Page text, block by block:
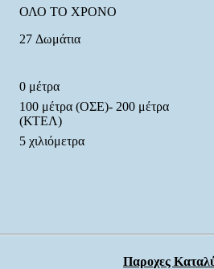
ΟΛΟ ΤΟ ΧΡΟΝΟ
27 Δωμάτια
0 μέτρα
100 μέτρα (ΟΣΕ)- 200 μέτρα
(ΚΤΕΛ)
5 χιλιόμετρα
Παροχες